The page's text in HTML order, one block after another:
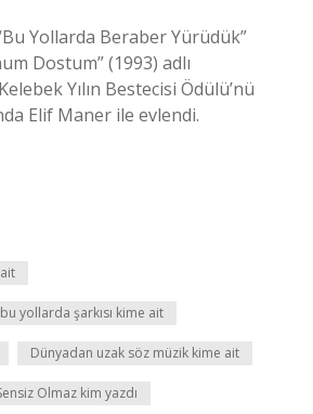
Yollarda Beraber Yürüdük”
Dostum” (1993) adlı
Yılın Bestecisi Ödülü’nü
Elif Maner ile evlendi.
yollarda şarkısı kime ait
Dünyadan uzak söz müzik kime ait
Olmaz kim yazdı